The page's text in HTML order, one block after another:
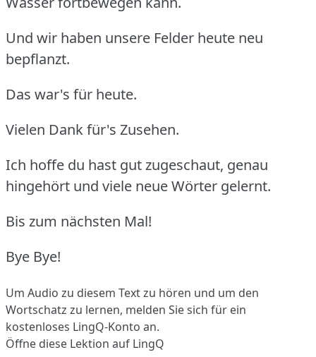
Und wir haben unsere Felder heute neu
bepflanzt.
Das war's für heute.
Vielen Dank für's Zusehen.
Ich hoffe du hast gut zugeschaut, genau
hingehört und viele neue Wörter gelernt.
Bis zum nächsten Mal!
Bye Bye!
Um Audio zu diesem Text zu hören und um den
Wortschatz zu lernen, melden Sie sich für ein
kostenloses LingQ-Konto an.
Öffne diese Lektion auf LingQ